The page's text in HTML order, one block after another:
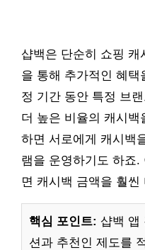
샵백은 단순히 쇼핑 캐
을 통해 추가적인 혜
정 기간 동안 특정 브
더 높은 비율의 캐시백
하면 서로에게 캐시백
램을 운영하기도 하죠
면 캐시백 금액을 훨
핵심 포인트: 샵백 앱
션과 추천인 제도를